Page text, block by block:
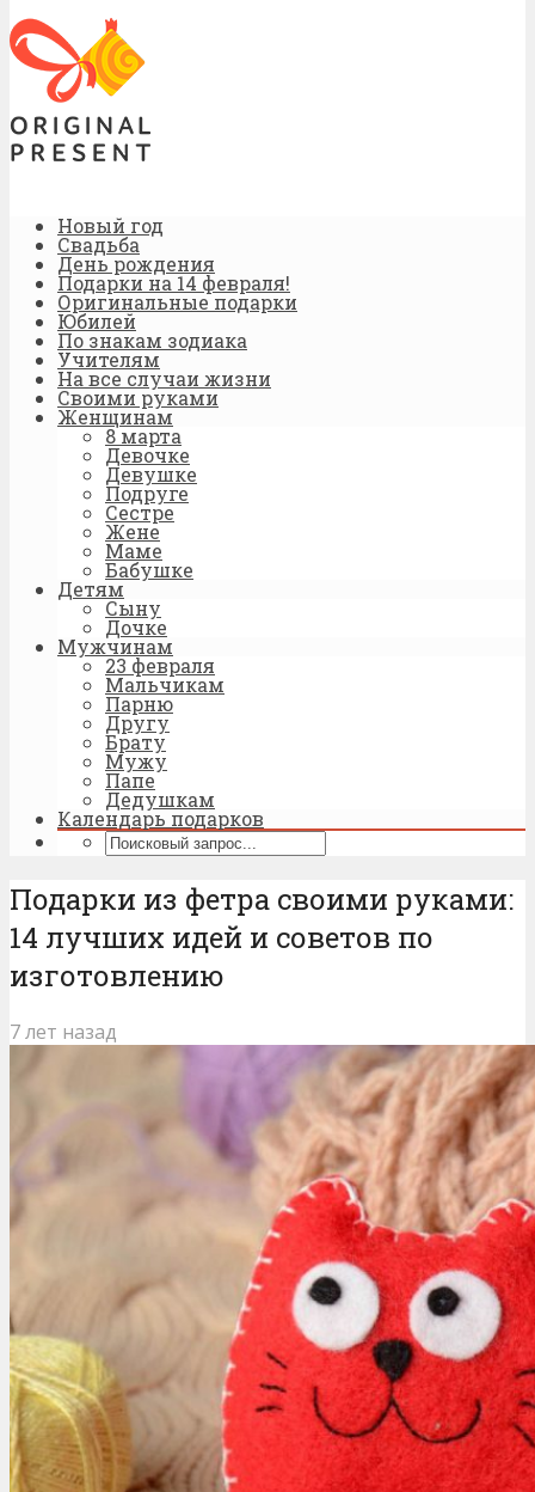
Новый год
Свадьба
День рождения
Подарки на 14 февраля!
Оригинальные подарки
Юбилей
По знакам зодиака
Учителям
На все случаи жизни
Своими руками
Женщинам
8 марта
Девочке
Девушке
Подруге
Сестре
Жене
Маме
Бабушке
Детям
Сыну
Дочке
Мужчинам
23 февраля
Мальчикам
Парню
Другу
Брату
Мужу
Папе
Дедушкам
Календарь подарков
Подарки из фетра своими руками:
14 лучших идей и советов по
изготовлению
7 лет назад